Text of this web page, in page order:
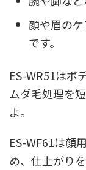
顔や眉の
です。
ES-WR51はボ
ムダ毛処理を
よ。
ES-WF61は顔
め、仕上がり